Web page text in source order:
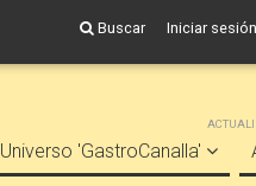
Buscar Iniciar sesión
Universo 'GastroCanalla'